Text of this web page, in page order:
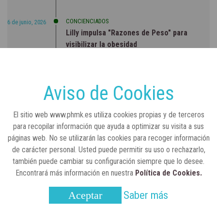
6 de junio, 2026 CONCIENCIADOS
Lilly impulsa "Razones de Peso" para
visibilizar la obesidad
Real Academia Nacional de Farmacia: un
laboratorio de ideas que se ha adaptado a
Aviso de Cookies
El sitio web www.phmk.es utiliza cookies propias y de terceros
para recopilar información que ayuda a optimizar su visita a sus
páginas web. No se utilizarán las cookies para recoger información
de carácter personal. Usted puede permitir su uso o rechazarlo,
también puede cambiar su configuración siempre que lo desee.
Encontrará más información en nuestra Política de Cookies.
Aceptar Saber más